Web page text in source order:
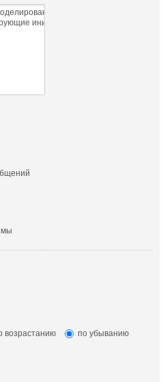
возрастанию
по убыванию